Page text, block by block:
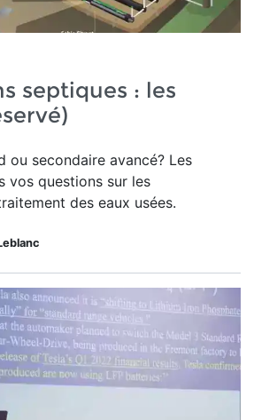
septiques : les
ou secondaire avancé? Les
vos questions sur les
des eaux usées.